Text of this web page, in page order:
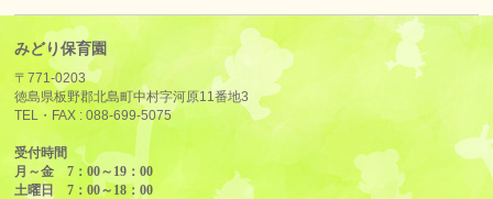
みどり保育園
〒771-0203
徳島県板野郡北島町中村字河原11番地3
TEL・FAX :088-699-5075
受付時間
月～金 7：00～19：00
土曜日 7：00～18：00